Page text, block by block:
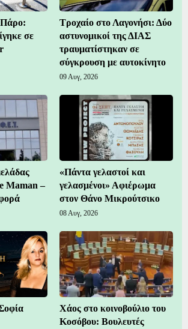
σε
Τροχαίο στο Λαγονήσι: Δύο
αστυνομικοί της ΔΙΑΣ
τραυματίστηκαν σε
σύγκρουση με αυτοκίνητο
09 Αυγ, 2026
Maman –
«Πάντα γελαστοί και
γελασμένοι» Αφιέρωμα
στον Θάνο Μικρούτσικο
08 Αυγ, 2026
Χάος στο κοινοβούλιο του
Κοσόβου: Βουλευτές